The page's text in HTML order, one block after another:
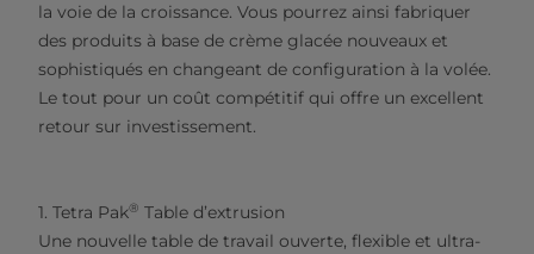
la voie de la croissance. Vous pourrez ainsi fabriquer
des produits à base de crème glacée nouveaux et
sophistiqués en changeant de configuration à la volée.
Le tout pour un coût compétitif qui offre un excellent
retour sur investissement.
1. Tetra Pak® Table d’extrusion
Une nouvelle table de travail ouverte, flexible et ultra-